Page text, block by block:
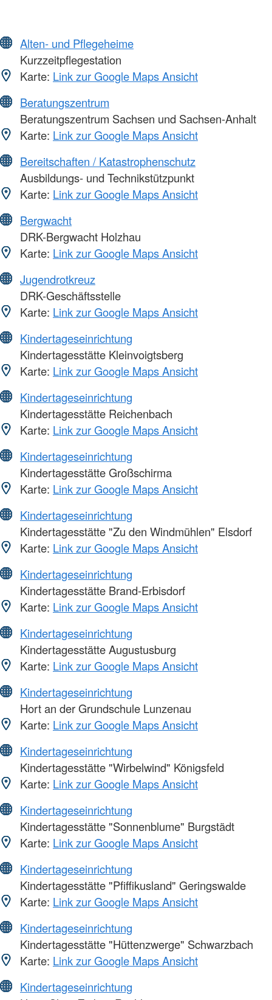
Alten- und Pflegeheime
Kurzzeitpflegestation
Karte: Link zur Google Maps Ansicht
Beratungszentrum
Beratungszentrum Sachsen und Sachsen-Anhalt
Karte: Link zur Google Maps Ansicht
Bereitschaften / Katastrophenschutz
Ausbildungs- und Technikstützpunkt
Karte: Link zur Google Maps Ansicht
Bergwacht
DRK-Bergwacht Holzhau
Karte: Link zur Google Maps Ansicht
Jugendrotkreuz
DRK-Geschäftsstelle
Karte: Link zur Google Maps Ansicht
Kindertageseinrichtung
Kindertagesstätte Kleinvoigtsberg
Karte: Link zur Google Maps Ansicht
Kindertageseinrichtung
Kindertagesstätte Reichenbach
Karte: Link zur Google Maps Ansicht
Kindertageseinrichtung
Kindertagesstätte Großschirma
Karte: Link zur Google Maps Ansicht
Kindertageseinrichtung
Kindertagesstätte "Zu den Windmühlen" Elsdorf
Karte: Link zur Google Maps Ansicht
Kindertageseinrichtung
Kindertagesstätte Brand-Erbisdorf
Karte: Link zur Google Maps Ansicht
Kindertageseinrichtung
Kindertagesstätte Augustusburg
Karte: Link zur Google Maps Ansicht
Kindertageseinrichtung
Hort an der Grundschule Lunzenau
Karte: Link zur Google Maps Ansicht
Kindertageseinrichtung
Kindertagesstätte "Wirbelwind" Königsfeld
Karte: Link zur Google Maps Ansicht
Kindertageseinrichtung
Kindertagesstätte "Sonnenblume" Burgstädt
Karte: Link zur Google Maps Ansicht
Kindertageseinrichtung
Kindertagesstätte "Pfiffikusland" Geringswalde
Karte: Link zur Google Maps Ansicht
Kindertageseinrichtung
Kindertagesstätte "Hüttenzwerge" Schwarzbach
Karte: Link zur Google Maps Ansicht
Kindertageseinrichtung